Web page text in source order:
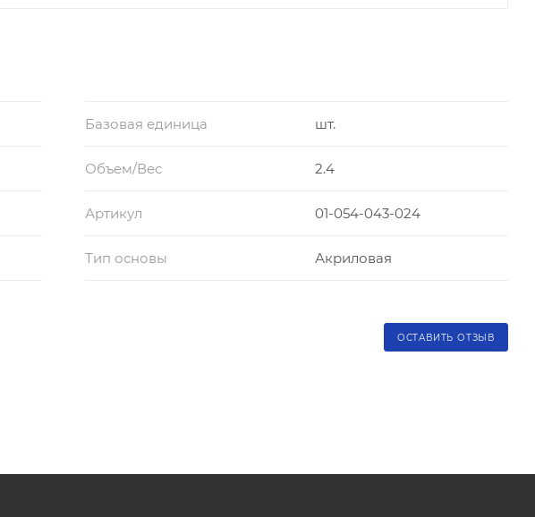
Базовая единица шт.
Объем/Вес 2.4
Артикул 01-054-043-024
Тип основы Акриловая
ОСТАВИТЬ ОТЗЫВ